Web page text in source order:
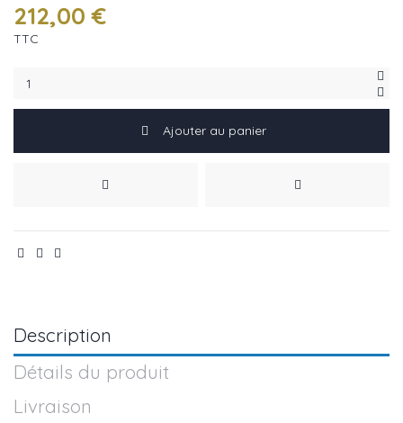
212,00 €
TTC
Ajouter au panier
Description
Détails du produit
Livraison